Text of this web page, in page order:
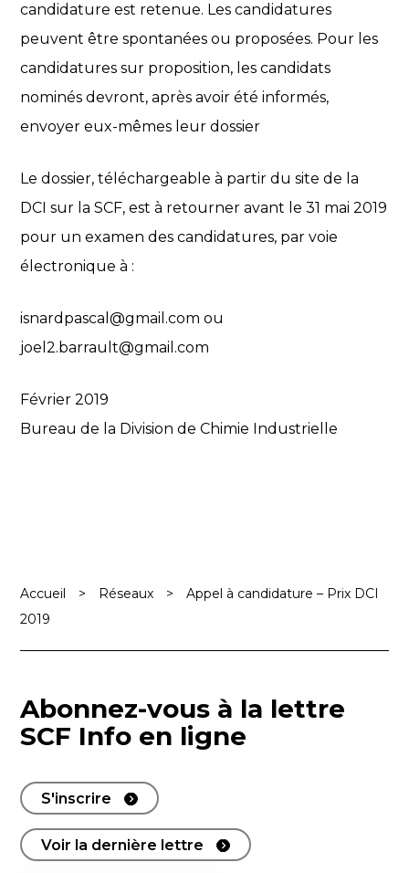
candidature est retenue. Les candidatures
peuvent être spontanées ou proposées. Pour les
candidatures sur proposition, les candidats
nominés devront, après avoir été informés,
envoyer eux-mêmes leur dossier
Le dossier, téléchargeable à partir du site de la
DCI sur la SCF, est à retourner avant le 31 mai 2019
pour un examen des candidatures, par voie
électronique à :
isnardpascal@gmail.com ou
joel2.barrault@gmail.com
Février 2019
Bureau de la Division de Chimie Industrielle
Accueil > Réseaux >
Appel à candidature – Prix DCI
2019
Abonnez-vous à la lettre
SCF Info en ligne
S'inscrire
Voir la dernière lettre